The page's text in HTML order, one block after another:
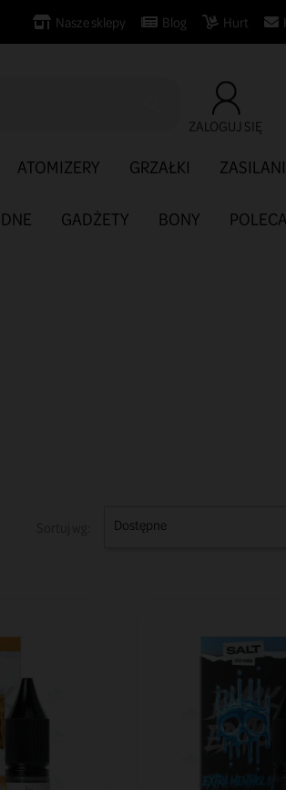
Nasze sklepy Blog Hurt
ZALOGUJ SIĘ
ATOMIZERY GRZAŁKI
GADŻETY BONY
Dostępne